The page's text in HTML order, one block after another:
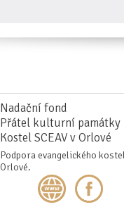
Nadační fond
Přátel kulturní památky
Kostel SCEAV v Orlové
Podpora evangelického
Orlové.